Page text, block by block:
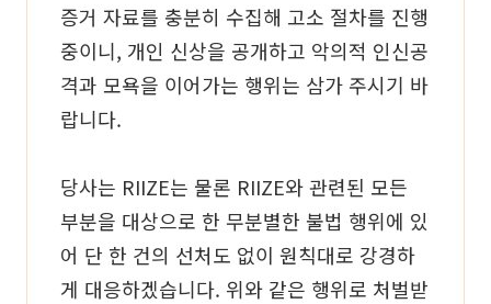
증거 자료를 충분히 수집해 고소 절차를 진행
중이니, 개인 신상을 공개하고 악의적 인신공
격과 모욕을 이어가는 행위는 삼가 주시기 바
랍니다.
당사는 RIIZE는 물론 RIIZE와 관련된 모든
부분을 대상으로 한 무분별한 불법 행위에 있
어 단 한 건의 선처도 없이 원칙대로 강경하
게 대응하겠습니다. 위와 같은 행위로 처벌받